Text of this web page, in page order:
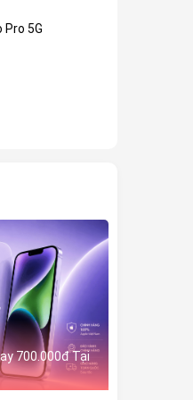
Pro 5G
700.000đ Tại